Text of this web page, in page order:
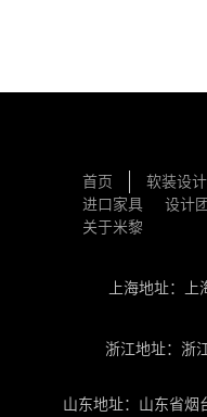
首页 软装设
进口家具
设计
关于米黎
上海地址：
浙江地址：浙
山东地址：山东省烟